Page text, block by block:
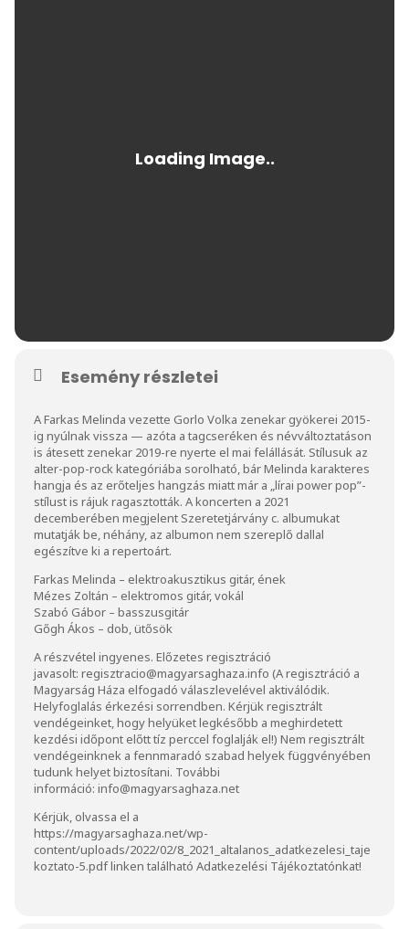
Esemény részletei
A Farkas Melinda vezette Gorlo Volka zenekar gyökerei 2015-
ig nyúlnak vissza — azóta a tagcseréken és névváltoztatáson
is átesett zenekar 2019-re nyerte el mai felállását. Stílusuk az
alter-pop-rock kategóriába sorolható, bár Melinda karakteres
hangja és az erőteljes hangzás miatt már a „lírai power pop”-
stílust is rájuk ragasztották. A koncerten a 2021
decemberében megjelent Szeretetjárvány c. albumukat
mutatják be, néhány, az albumon nem szereplő dallal
egészítve ki a repertoárt.
Farkas Melinda – elektroakusztikus gitár, ének
Mézes Zoltán – elektromos gitár, vokál
Szabó Gábor – basszusgitár
Gőgh Ákos – dob, ütősök
A részvétel ingyenes. Előzetes regisztráció
javasolt: regisztracio@magyarsaghaza.info (A regisztráció a
Magyarság Háza elfogadó válaszlevelével aktiválódik.
Helyfoglalás érkezési sorrendben. Kérjük regisztrált
vendégeinket, hogy helyüket legkésőbb a meghirdetett
kezdési időpont előtt tíz perccel foglalják el!) Nem regisztrált
vendégeinknek a fennmaradó szabad helyek függvényében
tudunk helyet biztosítani. További
információ: info@magyarsaghaza.net
Kérjük, olvassa el a
https://magyarsaghaza.net/wp-
content/uploads/2022/02/8_2021_altalanos_adatkezelesi_taje
koztato-5.pdflinken található Adatkezelési Tájékoztatónkat!